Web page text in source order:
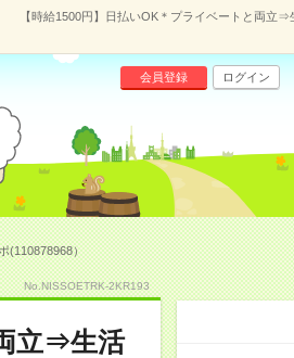
【時給1500円】日払いOK＊プライベートと両立
会員登録 ログイン
(110878968）
No.NISSOETRK-2KR193
立⇒生活